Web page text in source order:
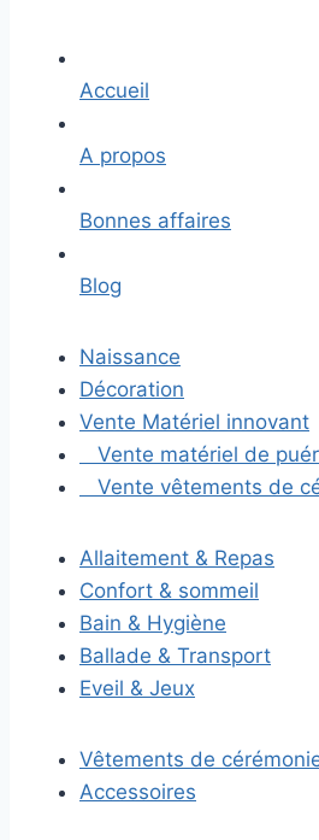
Accueil
A propos
Bonnes affaires
Blog
Naissance
Décoration
Vente Matériel innovant
Vente matériel de
Vente vêtements de
Allaitement & Repas
Confort & sommeil
Bain & Hygiène
Ballade & Transport
Eveil & Jeux
Vêtements de
Accessoires